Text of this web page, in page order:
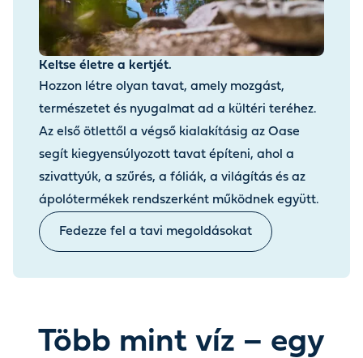
Keltse életre a kertjét.
Hozzon létre olyan tavat, amely mozgást,
természetet és nyugalmat ad a kültéri teréhez.
Az első ötlettől a végső kialakításig az Oase
segít kiegyensúlyozott tavat építeni, ahol a
szivattyúk, a szűrés, a fóliák, a világítás és az
ápolótermékek rendszerként működnek együtt.
Fedezze fel a tavi megoldásokat
Több mint víz – egy